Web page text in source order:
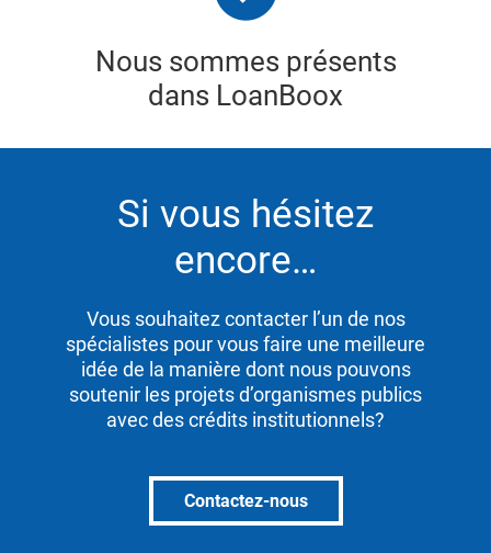
Nous sommes présents
dans LoanBoox
Si vous hésitez
encore…
Vous souhaitez contacter l’un de nos
spécialistes pour vous faire une meilleure
idée de la manière dont nous pouvons
soutenir les projets d’organismes publics
avec des crédits institutionnels?
Contactez-nous